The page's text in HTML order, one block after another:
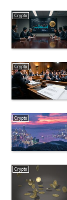
Crypto
Crypto
Crypto
Crypto